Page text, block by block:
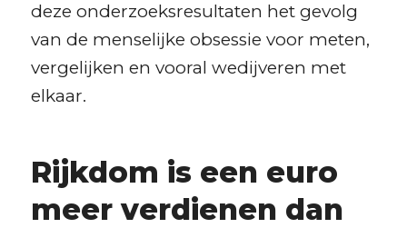
deze onderzoeksresultaten het gevolg
van de menselijke obsessie voor meten,
vergelijken en vooral wedijveren met
elkaar.
Rijkdom is een euro
meer verdienen dan